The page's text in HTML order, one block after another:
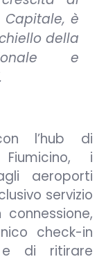
Capitale, è
della
e
l’hub di
i
aeroporti
servizio
check-in
e di ritirare